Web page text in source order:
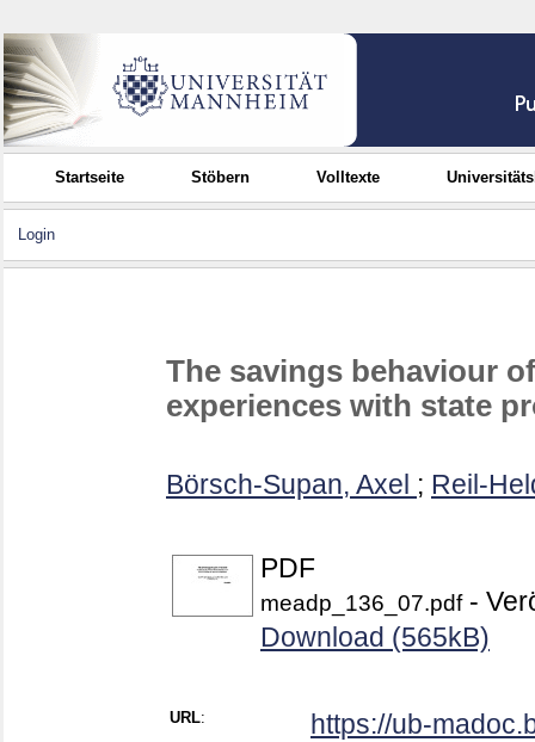
Startseite Stöbern Volltexte
Login
The savings behaviour
experiences with state
Börsch-Supan, Axel ; Reil-
PDF
meadp_136_07.pdf-
Download (565kB)
URL: https://ub-